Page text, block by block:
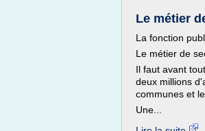
Le métier
La fonction
Le métier de
Il faut avant
deux millions
communes et
Une...